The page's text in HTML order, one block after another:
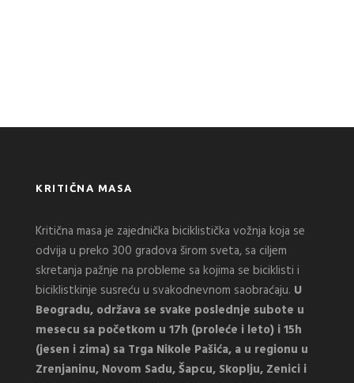
KRITIČNA MASA
Kritična masa je zajednička biciklistička vožnja koja se
odvija u preko 300 gradova širom sveta, sa ciljem
skretanja pažnje na probleme sa kojima se biciklisti i
biciklistkinje susreću u svakodnevnom saobraćaju. U
Beogradu, održava se svake poslednje subote u
mesecu sa početkom u 17h (proleće i leto) i 15h
(jesen i zima) sa Trga Nikole Pašića, a u regionu u
Zrenjaninu, Novom Sadu, Šapcu, Skoplju, Zenici i